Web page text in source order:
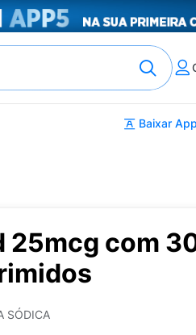
Baixar App
25mcg com
SÓDICA